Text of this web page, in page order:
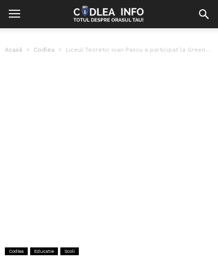
Acasă Codlea Liceul Teoretic Ioan Pascu a participat la Greenovation Challenge 2016
Codlea Educatie Scoli